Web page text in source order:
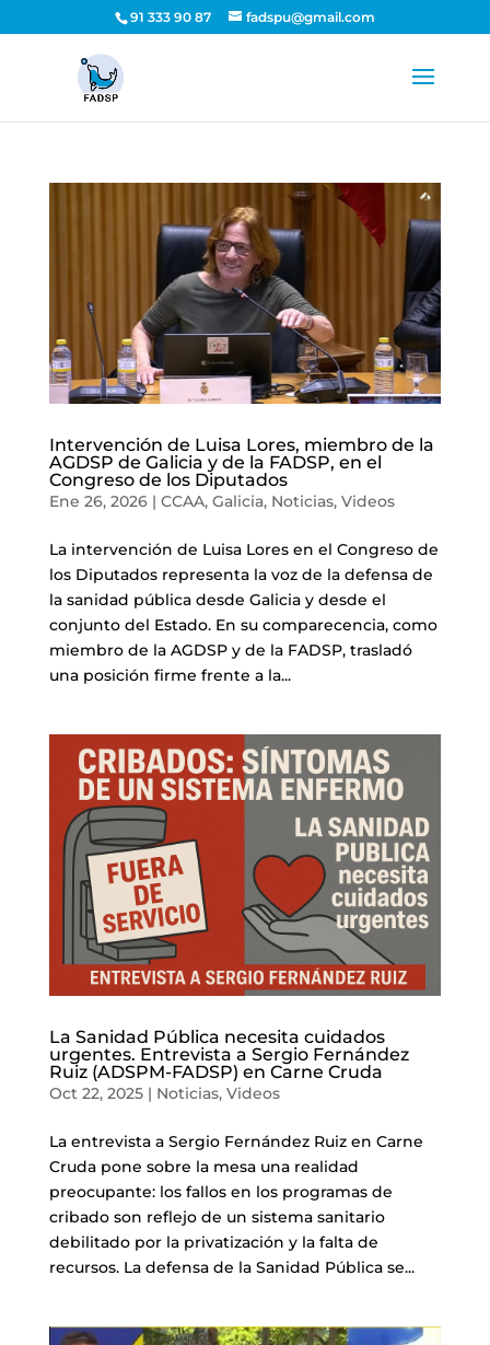
91 333 90 87 fadspu@gmail.com
Intervención de Luisa Lores, miembro de la
AGDSP de Galicia y de la FADSP, en el
Congreso de los Diputados
Ene 26, 2026| CCAA, Galicia, Noticias, Videos
La intervención de Luisa Lores en el Congreso de
los Diputados representa la voz de la defensa de
la sanidad pública desde Galicia y desde el
conjunto del Estado. En su comparecencia, como
miembro de la AGDSP y de la FADSP, trasladó
una posición firme frente a la...
La Sanidad Pública necesita cuidados
urgentes. Entrevista a Sergio Fernández
Ruiz (ADSPM-FADSP) en Carne Cruda
Oct 22, 2025| Noticias, Videos
La entrevista a Sergio Fernández Ruiz en Carne
Cruda pone sobre la mesa una realidad
preocupante: los fallos en los programas de
cribado son reflejo de un sistema sanitario
debilitado por la privatización y la falta de
recursos. La defensa de la Sanidad Pública se...